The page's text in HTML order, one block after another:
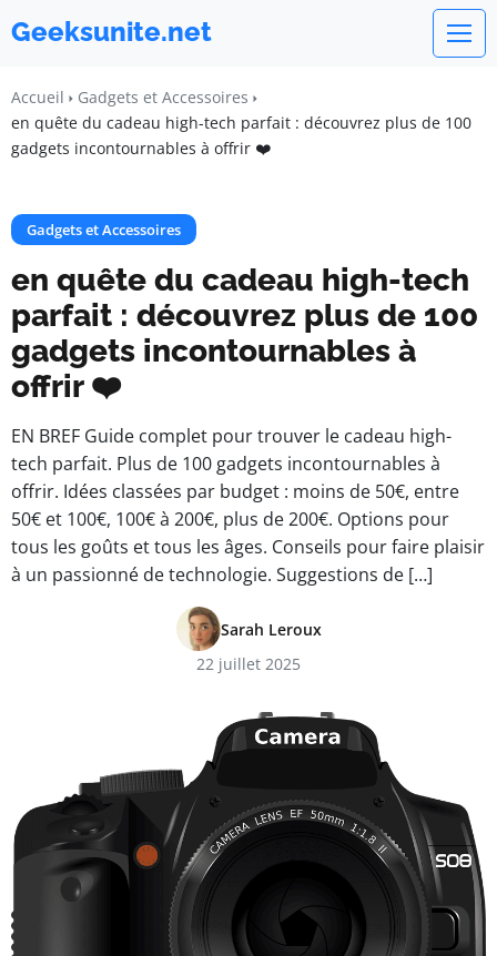
Geeksunite.net
Accueil
Gadgets et Accessoires
en quête du cadeau high-tech parfait : découvrez plus de 100
gadgets incontournables à offrir ❤️
Gadgets et Accessoires
en quête du cadeau high-tech
parfait : découvrez plus de 100
gadgets incontournables à
offrir ❤️
EN BREF Guide complet pour trouver le cadeau high-
tech parfait. Plus de 100 gadgets incontournables à
offrir. Idées classées par budget : moins de 50€, entre
50€ et 100€, 100€ à 200€, plus de 200€. Options pour
tous les goûts et tous les âges. Conseils pour faire plaisir
à un passionné de technologie. Suggestions de […]
Sarah Leroux
22 juillet 2025